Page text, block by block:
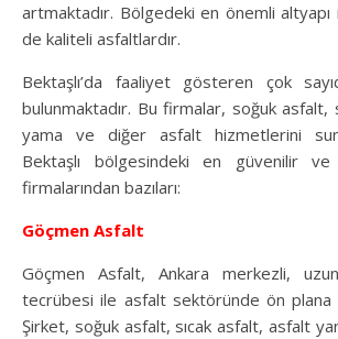
artmaktadır. Bölgedeki en önemli altyapı
de kaliteli asfaltlardır.
Bektaşlı’da faaliyet gösteren çok
bulunmaktadır. Bu firmalar, soğuk asfalt,
yama ve diğer asfalt hizmetlerini
Bektaşlı bölgesindeki en güvenilir
firmalarından bazıları:
Göçmen Asfalt
Göçmen Asfalt, Ankara merkezli,
tecrübesi ile asfalt sektöründe ön plana
Şirket, soğuk asfalt, sıcak asfalt, asfalt